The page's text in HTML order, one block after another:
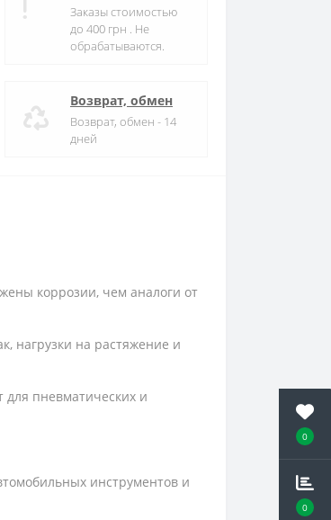
0
0
Заказы стоимостью
до 400 грн . Не
обрабатываются.
Возврат, обмен
Возврат, обмен - 14
дней
коррозии, чем аналоги от
нагрузки на растяжение и
пневматических и
инструментов и